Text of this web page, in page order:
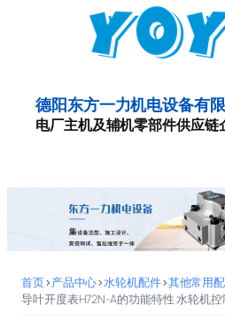
德阳东方一力机电设备有
电厂主机及辅机零部件供应链
首页>产品中心>水轮机配件>其他常用
导叶开度表H72N-A的功能特性 水轮机